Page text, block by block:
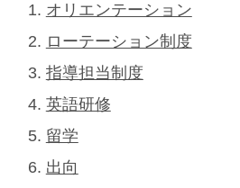
オリエンテーション
ローテーション制度
指導担当制度
英語研修
留学
出向